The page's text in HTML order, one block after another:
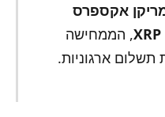
אקספרס
, הממחישה
ארגוניות.